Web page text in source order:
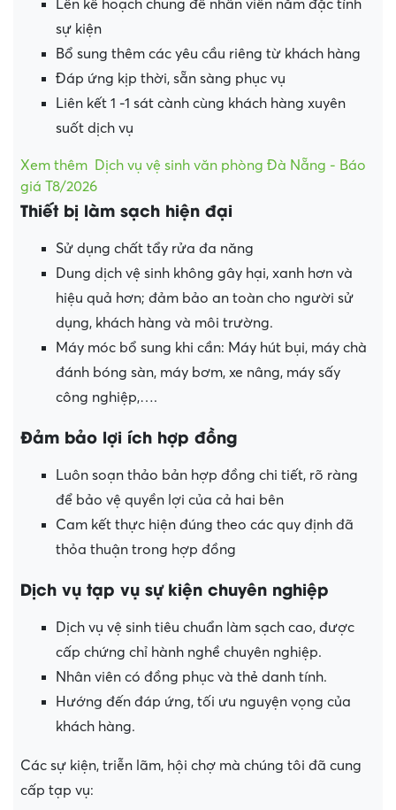
Lên kế hoạch chung để nhân viên nắm đặc tính
sự kiện
Bổ sung thêm các yêu cầu riêng từ khách hàng
Đáp ứng kịp thời, sẵn sàng phục vụ
Liên kết 1 -1 sát cành cùng khách hàng xuyên
suốt dịch vụ
Xem thêm Dịch vụ vệ sinh văn phòng Đà Nẵng - Báo
giá T8/2026
Thiết bị làm sạch hiện đại
Sử dụng chất tẩy rửa đa năng
Dung dịch vệ sinh không gây hại, xanh hơn và
hiệu quả hơn; đảm bảo an toàn cho người sử
dụng, khách hàng và môi trường.
Máy móc bổ sung khi cần: Máy hút bụi, máy chà
đánh bóng sàn, máy bơm, xe nâng, máy sấy
công nghiệp,….
Đảm bảo lợi ích hợp đồng
Luôn soạn thảo bản hợp đồng chi tiết, rõ ràng
để bảo vệ quyền lợi của cả hai bên
Cam kết thực hiện đúng theo các quy định đã
thỏa thuận trong hợp đồng
Dịch vụ tạp vụ sự kiện chuyên nghiệp
Dịch vụ vệ sinh tiêu chuẩn làm sạch cao, được
cấp chứng chỉ hành nghề chuyên nghiệp.
Nhân viên có đồng phục và thẻ danh tính.
Hướng đến đáp ứng, tối ưu nguyện vọng của
khách hàng.
Các sự kiện, triễn lãm, hội chợ mà chúng tôi đã cung
cấp tạp vụ: